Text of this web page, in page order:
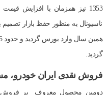
1353 نیز همزمان با افزایش
ناسیونال به منظور حفظ بازار
گردید.
فروش نقدی ایران خودرو،